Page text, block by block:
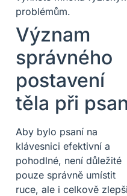
problémům.
Význam
správného
postavení
těla při
Aby bylo psaní na
klávesnici efektivní a
pohodlné, není důležité
pouze správně umístit
ruce, ale i celkově